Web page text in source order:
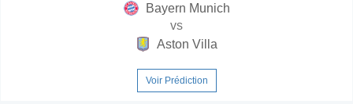
Bayern Munich
vs
Aston Villa
Voir Prédiction